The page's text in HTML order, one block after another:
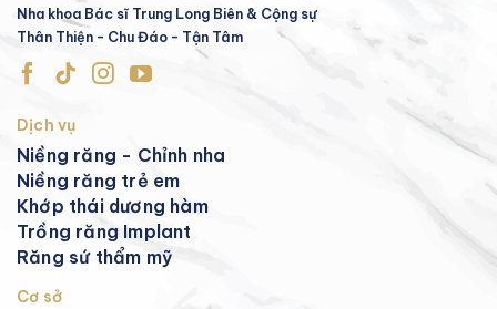
Nha khoa Bác sĩ Trung Long Biên & Cộng sự
Thân Thiện - Chu Đáo - Tận Tâm
Dịch vụ
Niềng răng - Chỉnh nha
Niềng răng trẻ em
Khớp thái dương hàm
Trồng răng Implant
Răng sứ thẩm mỹ
Cơ sở